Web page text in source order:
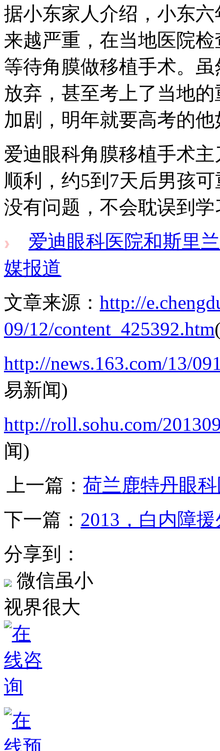
据小东家人介绍，小东
来越严重，在当地医院
等待角膜做移植手术。
放弃，甚至考上了当地
加剧，明年就要高考的
爱迪眼科角膜移植手术
顺利，约5到7天后男孩
没有问题，不会耽误到学
爱迪眼科医院和斯里
媒报道
文章来源： http://
09/12/content_425392.htm
http://news.163.com/13/
易新闻)
http://roll.sohu.com/
闻)
上一篇： 荷兰鹿特丹眼
下一篇： 2013，白内障
分享到：
微信虽小
视界很大